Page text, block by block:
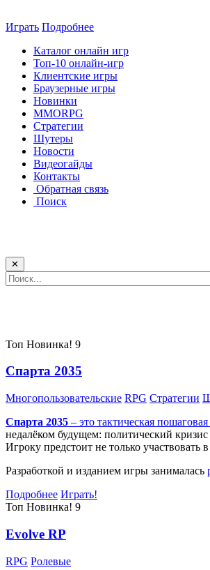
Играть Подробнее
Каталог онлайн игр
Топ-10 онлайн-игр
Клиентские игры
Браузерные игры
Новинки
MMORPG
Стратегии
Шутеры
Новости
Видеогайды
Контакты
Обратная связь
Поиск
✕
Топ Новинка! 9
Спарта 2035
Многопользовательские RPG Стратегии
Спарта 2035 – это тактическая пошаговая
недалёком будущем: политический
Игроку предстоит не только
Разработкой и изданием игры занималась
Подробнее Играть!
Топ Новинка! 9
Evolve RP
RPG Ролевые